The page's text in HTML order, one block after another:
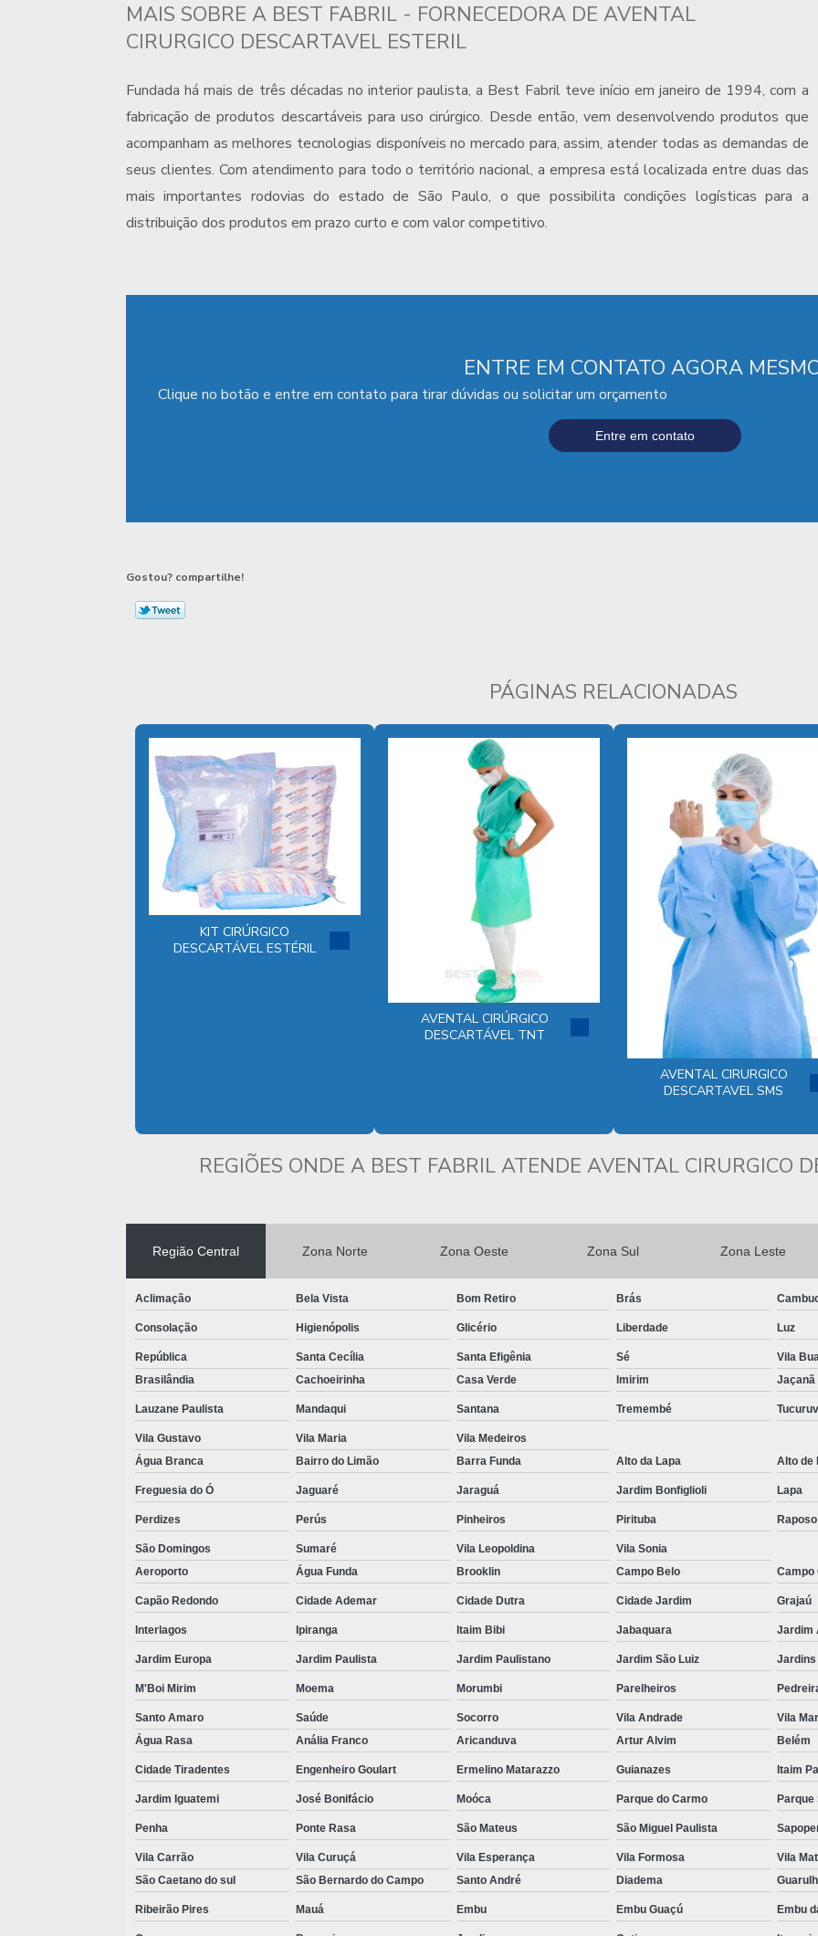
MAIS SOBRE A BEST FABRIL - FORNECEDORA DE AVENTAL
CIRURGICO DESCARTAVEL ESTERIL
Fundada há mais de três décadas no interior paulista, a Best Fabril teve início em janeiro de 1994, com a
fabricação de produtos descartáveis para uso cirúrgico. Desde então, vem desenvolvendo produtos que
acompanham as melhores tecnologias disponíveis no mercado para, assim, atender todas as demandas de
seus clientes. Com atendimento para todo o território nacional, a empresa está localizada entre duas das
mais importantes rodovias do estado de São Paulo, o que possibilita condições logísticas para a
distribuição dos produtos em prazo curto e com valor competitivo.
ENTRE EM CONTATO AGORA
Clique no botão e entre em contato para tirar dúvidas ou solicitar um orçamento
Entre em contato
Gostou? compartilhe!
PÁGINAS RELACIONADAS
KIT CIRÚRGICO
DESCARTÁVEL ESTÉRIL
AVENTAL CIRÚRGICO
DESCARTÁVEL TNT
AVENTAL CIRURGICO
DESCARTAVEL SMS
REGIÕES ONDE A BEST FABRIL ATENDE AVENTAL CIRURGICO
Região Central Zona Norte Zona Oeste Zona Sul Zona Leste
Aclimação Bela Vista Bom Retiro Brás
Consolação Higienópolis Glicério Liberdade Luz
República Santa Cecília Santa Efigênia Sé
Vila
Brasilândia
Cachoeirinha Casa Verde Imirim Jaçanã
Lauzane Paulista Mandaqui Santana Tremembé
Vila Gustavo Vila Maria
Vila Medeiros
Água Branca
Bairro do Limão Barra Funda Alto da Lapa Alto de
Freguesia do Ó Jaguaré Jaraguá Jardim Bonfiglioli Lapa
Perdizes Perús Pinheiros Pirituba
São Domingos Sumaré Vila Leopoldina
Vila Sonia
Aeroporto
Água Funda Brooklin Campo Belo Campo
Capão Redondo Cidade Ademar Cidade Dutra Cidade Jardim Grajaú
Interlagos Ipiranga Itaim Bibi Jabaquara Jardim
Jardim Europa Jardim Paulista Jardim Paulistano Jardim São Luiz Jardins
M'Boi Mirim Moema Morumbi Parelheiros
Santo Amaro Saúde Socorro Vila Andrade
Vila
Água Rasa
Anália Franco Aricanduva Artur Alvim Belém
Cidade Tiradentes Engenheiro Goulart Ermelino Matarazzo Guianazes Itaim
Jardim Iguatemi José Bonifácio Moóca Parque do Carmo Parque
Penha Ponte Rasa São Mateus São Miguel Paulista
Vila Carrão Vila Curuçá Vila Esperança Vila Formosa Vila
São Caetano do sul
São Bernardo do Campo Santo André Diadema
Ribeirão Pires Mauá Embu Embu Guaçú Embu